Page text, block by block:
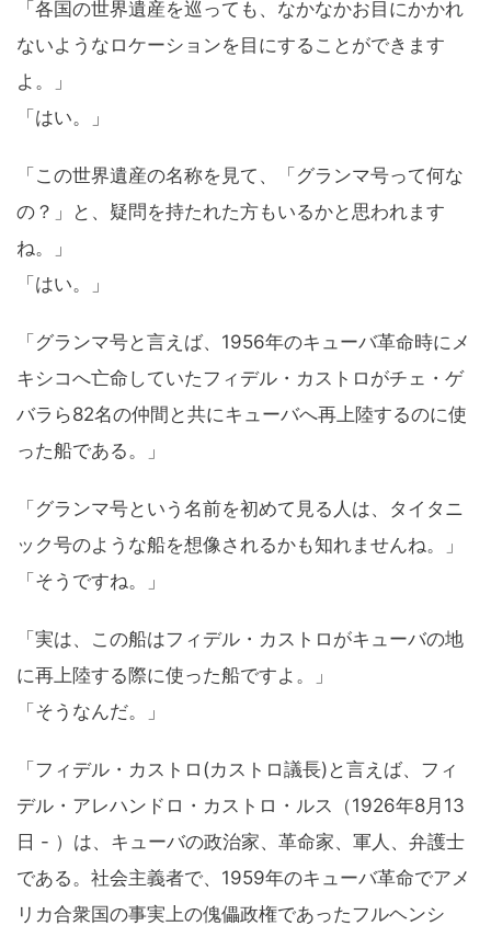
「各国の世界遺産を巡っても、なかなかお目にかかれ
ないようなロケーションを目にすることができます
よ。」
「はい。」
「この世界遺産の名称を見て、「グランマ号って何な
の？」と、疑問を持たれた方もいるかと思われます
ね。」
「はい。」
「グランマ号と言えば、1956年のキューバ革命時にメ
キシコへ亡命していたフィデル・カストロがチェ・ゲ
バラら82名の仲間と共にキューバへ再上陸するのに使
った船である。」
「グランマ号という名前を初めて見る人は、タイタニ
ック号のような船を想像されるかも知れませんね。」
「そうですね。」
「実は、この船はフィデル・カストロがキューバの地
に再上陸する際に使った船ですよ。」
「そうなんだ。」
「フィデル・カストロ(カストロ議長)と言えば、フィ
デル・アレハンドロ・カストロ・ルス（1926年8月13
日 - ）は、キューバの政治家、革命家、軍人、弁護士
である。社会主義者で、1959年のキューバ革命でアメ
リカ合衆国の事実上の傀儡政権であったフルヘンシ